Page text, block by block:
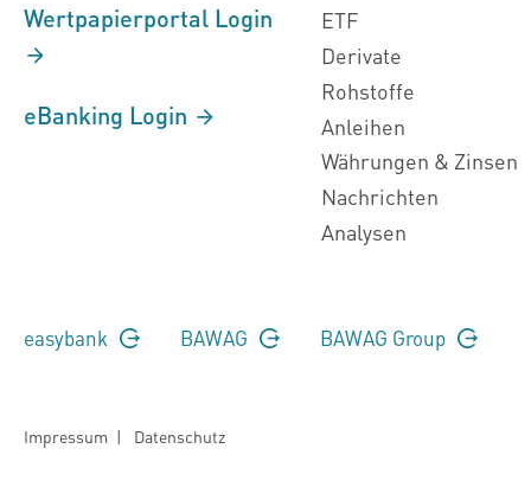
Wertpapierportal Login
eBanking Login
ETF
Derivate
Rohstoffe
Anleihen
Währungen & Zinsen
Nachrichten
Analysen
easybank BAWAG BAWAG Group
Impressum | Datenschutz